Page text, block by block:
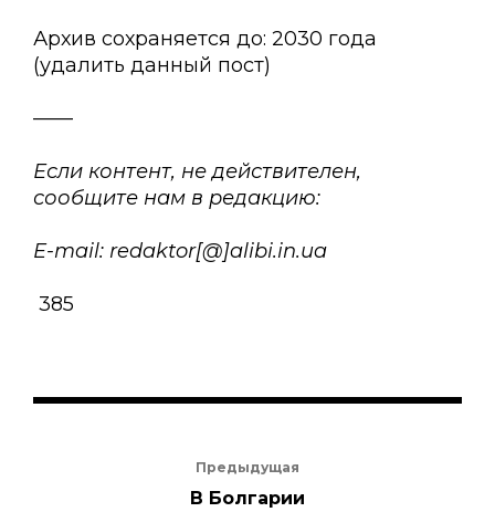
Архив сохраняется до: 2030 года
(удалить данный пост)
——
Если контент, не действителен,
сообщите нам в редакцию:
E-mail: redaktor[@]alibi.in.ua
385
Предыдущая
В Болгарии